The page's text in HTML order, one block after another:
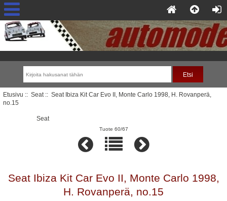
Etusivu :: Seat:: Seat Ibiza Kit Car Evo II, Monte Carlo 1998, H. Rovanperä,
no.15
Seat
Tuote 60/67
Seat Ibiza Kit Car Evo II, Monte Carlo 1998,
H. Rovanperä, no.15